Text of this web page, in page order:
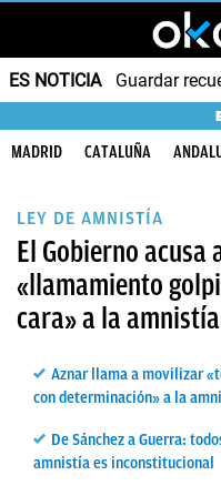
ES NOTICIA Guardar
MADRID CATALUÑA
LEY DE AMNISTÍA
El Gobierno acusa
«llamamiento
cara» a la amnistía
Aznar llama a movilizar
con determinación» a la
De Sánchez a Guerra:
amnistía es inconstitucional